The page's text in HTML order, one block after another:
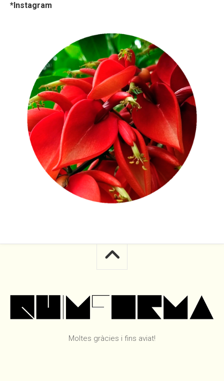
*Instagram
Moltes gràcies i fins aviat!